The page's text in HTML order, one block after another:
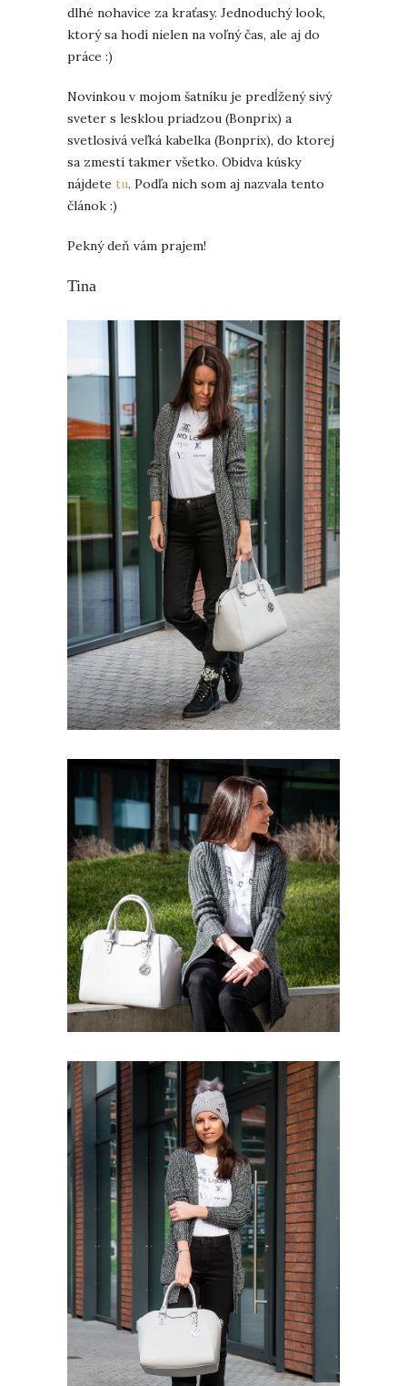
dlhé nohavice za kraťasy. Jednoduchý look,
ktorý sa hodí nielen na voľný čas, ale aj do
práce :)
Novinkou v mojom šatníku je predĺžený sivý
sveter s lesklou priadzou (Bonprix) a
svetlosivá veľká kabelka (Bonprix), do ktorej
sa zmestí takmer všetko. Obidva kúsky
nájdete tu. Podľa nich som aj nazvala tento
článok :)
Pekný deň vám prajem!
Tina